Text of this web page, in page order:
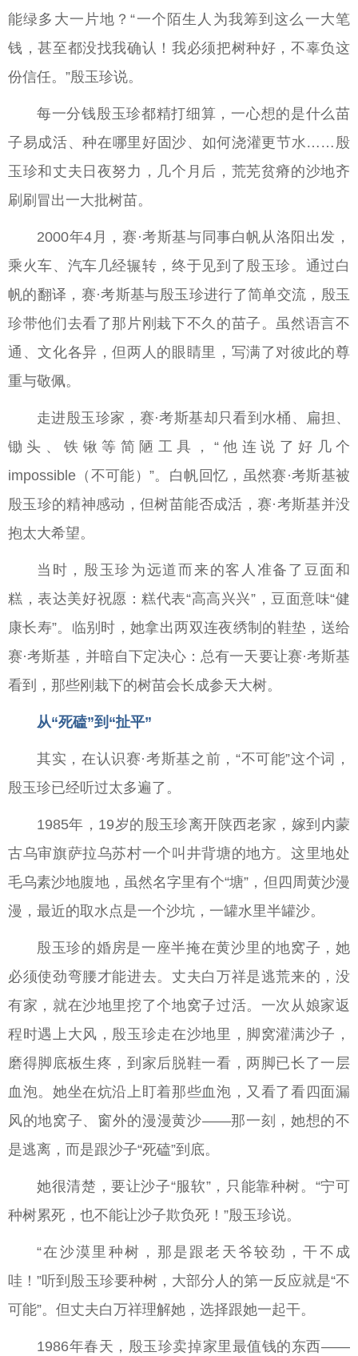
能绿多大一片地？“一个陌生人为我筹到这么一大笔
钱，甚至都没找我确认！我必须把树种好，不辜负这
份信任。”殷玉珍说。
每一分钱殷玉珍都精打细算，一心想的是什么苗
子易成活、种在哪里好固沙、如何浇灌更节水……殷
玉珍和丈夫日夜努力，几个月后，荒芜贫瘠的沙地齐
刷刷冒出一大批树苗。
2000年4月，赛·考斯基与同事白帆从洛阳出发，
乘火车、汽车几经辗转，终于见到了殷玉珍。通过白
帆的翻译，赛·考斯基与殷玉珍进行了简单交流，殷玉
珍带他们去看了那片刚栽下不久的苗子。虽然语言不
通、文化各异，但两人的眼睛里，写满了对彼此的尊
重与敬佩。
走进殷玉珍家，赛·考斯基却只看到水桶、扁担、
锄头、铁锹等简陋工具，“他连说了好几个
impossible（不可能）”。白帆回忆，虽然赛·考斯基被
殷玉珍的精神感动，但树苗能否成活，赛·考斯基并没
抱太大希望。
当时，殷玉珍为远道而来的客人准备了豆面和
糕，表达美好祝愿：糕代表“高高兴兴”，豆面意味“健
康长寿”。临别时，她拿出两双连夜绣制的鞋垫，送给
赛·考斯基，并暗自下定决心：总有一天要让赛·考斯基
看到，那些刚栽下的树苗会长成参天大树。
从“死磕”到“扯平”
其实，在认识赛·考斯基之前，“不可能”这个词，
殷玉珍已经听过太多遍了。
1985年，19岁的殷玉珍离开陕西老家，嫁到内蒙
古乌审旗萨拉乌苏村一个叫井背塘的地方。这里地处
毛乌素沙地腹地，虽然名字里有个“塘”，但四周黄沙漫
漫，最近的取水点是一个沙坑，一罐水里半罐沙。
殷玉珍的婚房是一座半掩在黄沙里的地窝子，她
必须使劲弯腰才能进去。丈夫白万祥是逃荒来的，没
有家，就在沙地里挖了个地窝子过活。一次从娘家返
程时遇上大风，殷玉珍走在沙地里，脚窝灌满沙子，
磨得脚底板生疼，到家后脱鞋一看，两脚已长了一层
血泡。她坐在炕沿上盯着那些血泡，又看了看四面漏
风的地窝子、窗外的漫漫黄沙——那一刻，她想的不
是逃离，而是跟沙子“死磕”到底。
她很清楚，要让沙子“服软”，只能靠种树。“宁可
种树累死，也不能让沙子欺负死！”殷玉珍说。
“在沙漠里种树，那是跟老天爷较劲，干不成
哇！”听到殷玉珍要种树，大部分人的第一反应就是“不
可能”。但丈夫白万祥理解她，选择跟她一起干。
1986年春天，殷玉珍卖掉家里最值钱的东西——